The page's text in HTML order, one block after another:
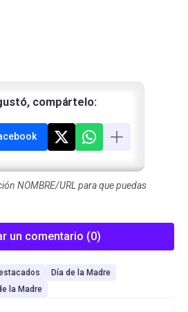
compártelo:
NOMBRE/URL para que puedas
un comentario (0)
Día de la Madre
la Madre